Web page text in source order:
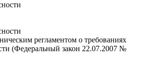
регламентом о требованиях
(Федеральный закон 22.07.2007 №